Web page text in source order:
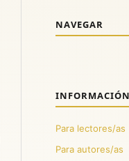
NAVEGAR
INFORMACIÓN
Para lectores/as
Para autores/as